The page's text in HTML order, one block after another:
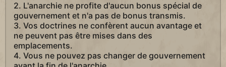
2. L'anarchie ne profite d'aucun bonus spécial de
gouvernement et n'a pas de bonus transmis.
3. Vos doctrines ne confèrent aucun avantage et
ne peuvent pas être mises dans des
emplacements.
4. Vous ne pouvez pas changer de gouvernement